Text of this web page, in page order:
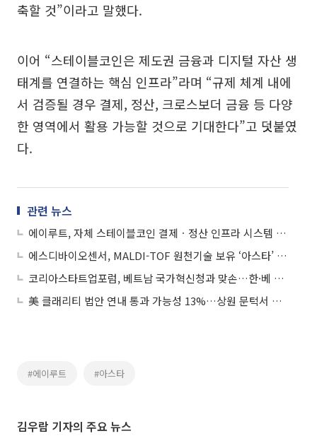
축할 것”이라고 말했다.
이어 “스테이블코인은 제도권 금융과 디지털 자산 생
태계를 연결하는 핵심 인프라”라며 “규제 체계 내에
서 검증될 경우 결제, 정산, 크로스보더 금융 등 다양
한 영역에서 활용 가능할 것으로 기대한다”고 덧붙였
다.
관련 뉴스
에이루트, 자체 스테이블코인 결제ㆍ정산 인프라 시스템 베타 테스트 완료
에스디바이오센서, MALDI-TOF 원천기술 보유 ‘아스타’ 인수
코리아스타트업포럼, 베트남 국가혁신청과 맞손…한·베 스타트업 협력 강화
美 클래리티 법안 연내 통과 가능성 13%…상원 문턱서 제동
#에이루트 #아스타
김우람 기자의 주요 뉴스